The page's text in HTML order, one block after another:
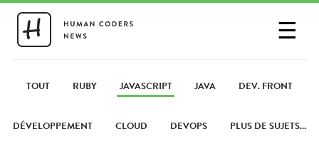
☰
PARTAGER UN LIEN
TOUT RUBY JAVASCRIPT JAVA DEV. FRONT
DÉVELOPPEMENT CLOUD DEVOPS PLUS DE SUJETS...